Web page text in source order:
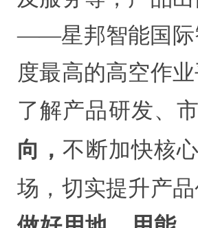
——星邦智能国际
度最高的高空作
了解产品研发、
向 ，不断加快核
场，切实提升产